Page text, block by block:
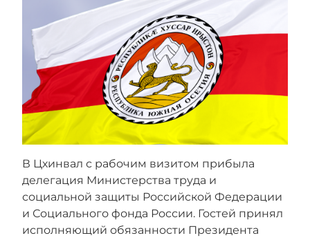
В Цхинвал с рабочим визитом прибыла
делегация Министерства труда и
социальной защиты Российской Федерации
и Социального фонда России. Гостей принял
исполняющий обязанности Президента